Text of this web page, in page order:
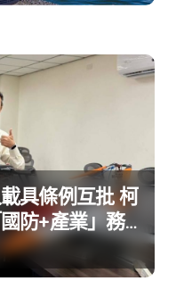
具條例互批 柯
防+產業」務